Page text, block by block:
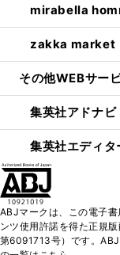
mirabella
zakka market
その他WEBサー
集英社アドナビ
集英社エディタ
ABJマークは、この電子
ンツ使用許諾を得た正規
第6091713号）です。